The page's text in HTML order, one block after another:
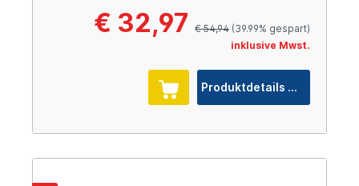
€ 32,97 € 54,94 (39.99% gespart)
inklusive Mwst.
Produktdetails